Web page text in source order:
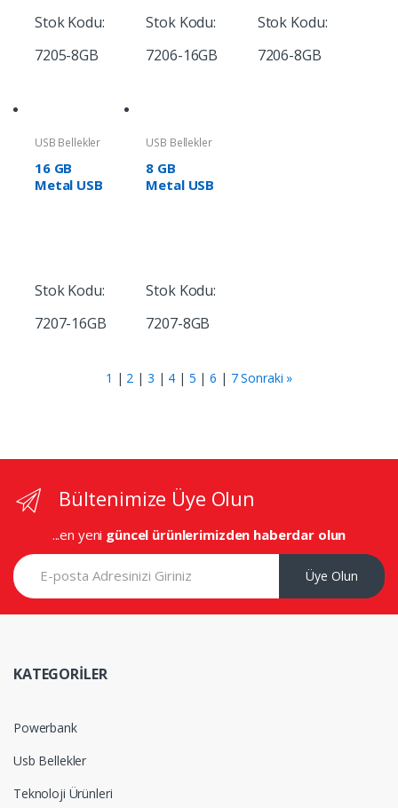
Stok Kodu:
7205-8GB
Stok Kodu:
7206-16GB
Stok Kodu:
7206-8GB
USB Bellekler
16 GB
Metal USB
Stok Kodu:
7207-16GB
USB Bellekler
8 GB
Metal USB
Stok Kodu:
7207-8GB
1 | 2 | 3 | 4 | 5 |6 | 7 Sonraki »
Bültenimize Üye Olun
...en yeni güncel ürünlerimizden haberdar olun
Üye Olun
KATEGORİLER
Powerbank
Usb Bellekler
Teknoloji Ürünleri